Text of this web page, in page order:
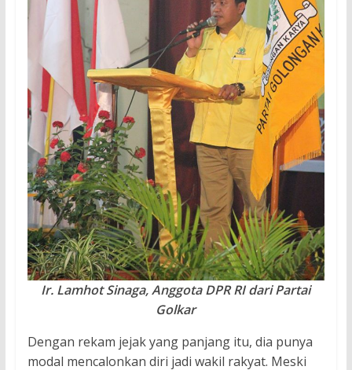
Ir. Lamhot Sinaga, Anggota DPR RI dari Partai
Golkar
Dengan rekam jejak yang panjang itu, dia punya
modal mencalonkan diri jadi wakil rakyat. Meski